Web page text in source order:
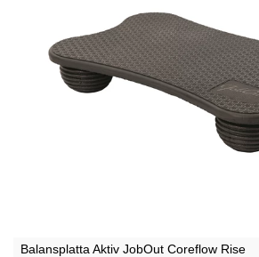
Balansplatta Aktiv JobOut Coreflow Rise